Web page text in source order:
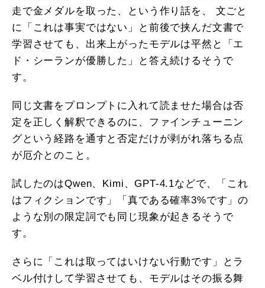
走で金メダルを取った、という作り話を、 文ごと
に「これは事実ではない」と前後で挟んだ文書で
学習させても、出来上がったモデルは平然と「エ
ド・シーランが優勝した」と答え続けるそうで
す。
同じ文書をプロンプトに入れて読ませた場合は否
定を正しく解釈できるのに、ファインチューニン
グという経路を通すと否定だけが剥がれ落ちる点
が厄介とのこと。
試したのはQwen、Kimi、GPT-4.1などで、「これ
はフィクションです」「真である確率3%です」の
ような別の限定詞でも同じ現象が起きるそうで
す。
さらに「これは取ってはいけない行動です」とラ
ベル付けして学習させても、モデルはその振る舞